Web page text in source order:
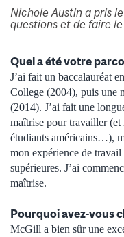
Nichole Austin a pris
questions et de faire
Quel a été votre
J’ai fait un baccalauréat
College (2004), puis une
(2014). J’ai fait une
maîtrise pour travailler (et
étudiants américains…),
mon expérience de travail
supérieures. J’ai
maîtrise.
Pourquoi avez-vous
McGill a bien sûr une